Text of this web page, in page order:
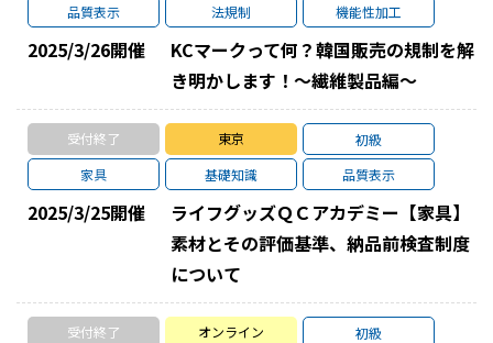
品質表示
法規制 機能性加工
2025/3/26開催
KCマークって何？韓国販売の規制を解
き明かします！～繊維製品編～
受付終了 東京
初級
家具
基礎知識 品質表示
2025/3/25開催
ライフグッズＱＣアカデミー【家具】
素材とその評価基準、納品前検査制度
について
受付終了 オンライン
初級